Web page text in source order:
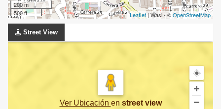
200 m
500 ft
Leaflet | Wasi - ©OpenStreetMap
Street View
Ver Ubicación en street view